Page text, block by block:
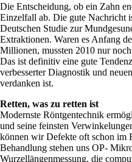
Die Entscheidung, ob ein Zahn
Einzelfall ab. Die gute Nachricht
Deutschen Studie zur
Extraktionen. Waren es Anfang
Millionen, mussten 2010 nur
Das ist definitiv eine gute
verbesserter Diagnostik und
verdanken ist.
Retten, was zu retten ist
Modernste Röntgentechnik
und seine feinsten
können wir Defekte oft schon im
Behandlung stehen uns OP-
Wurzellängenmessung, die